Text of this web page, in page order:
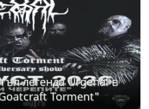
легенда Urgehal в
Torment"